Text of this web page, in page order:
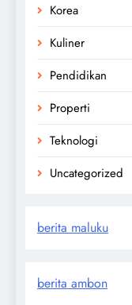
Korea
Kuliner
Pendidikan
Properti
Teknologi
Uncategorized
berita maluku
berita ambon